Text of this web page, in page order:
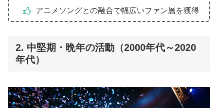
アニメソングとの融合で幅広いファン層を獲得
2. 中堅期・晩年の活動（2000年代～2020
年代）